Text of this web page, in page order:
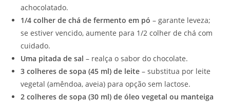
achocolatado.
1/4 colher de chá de fermento em pó – garante leveza;
se estiver vencido, aumente para 1/2 colher de chá com
cuidado.
Uma pitada de sal – realça o sabor do chocolate.
3 colheres de sopa (45 ml) de leite – substitua por leite
vegetal (amêndoa, aveia) para opção sem lactose.
2 colheres de sopa (30 ml) de óleo vegetal ou manteiga